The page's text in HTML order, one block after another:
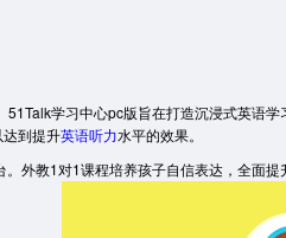
51Talk学习中心pc版旨在打造沉浸式英语
到提升英语听力水平的效果。
教1对1课程培养孩子自信表达，全面提